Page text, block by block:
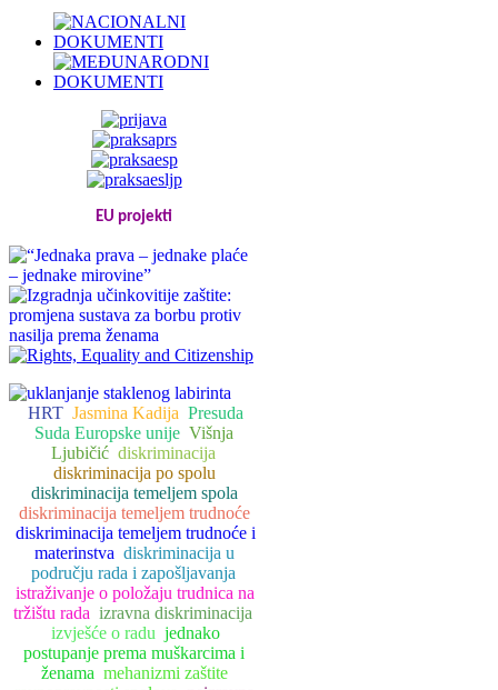
EU projekti
HRT Jasmina Kadija Presuda
Suda Europske unije Višnja
Ljubičić diskriminacija
diskriminacija po spolu
diskriminacija temeljem spola
diskriminacija temeljem trudnoće
diskriminacija temeljem trudnoće i
materinstva diskriminacija u
području rada i zapošljavanja
istraživanje o položaju trudnica na
tržištu rada izravna diskriminacija
izvješće o radu jednako
postupanje prema muškarcima i
ženama mehanizmi zaštite